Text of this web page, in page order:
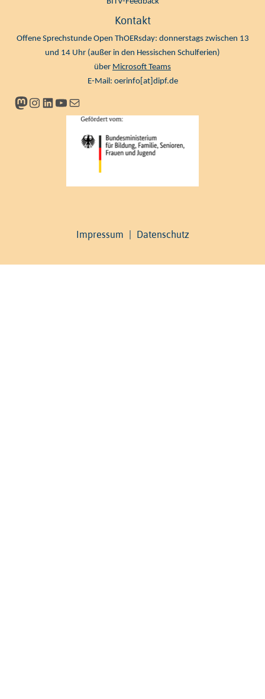
Kontakt
Offene Sprechstunde Open ThOERsday: donnerstags zwischen 13
und 14 Uhr (außer in den Hessischen Schulferien)
über Microsoft Teams
E-Mail: oerinfo[at]dipf.de
Mastodon
Instagram
LinkedIn
YouTube
Newsletter
Impressum Datenschutz